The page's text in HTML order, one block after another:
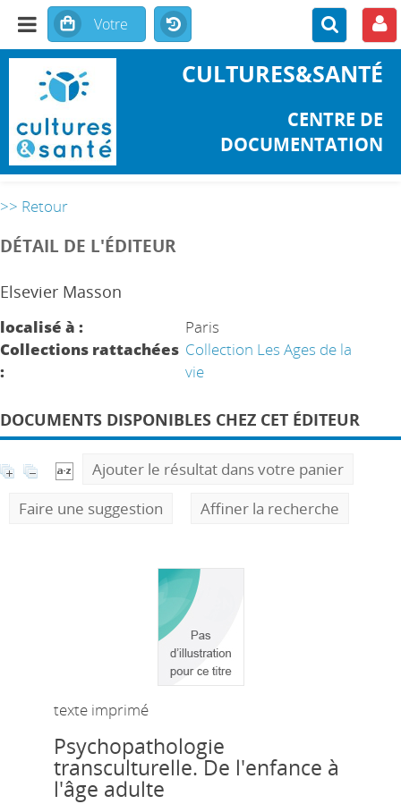
CULTURES&SANTÉ
CENTRE DE
DOCUMENTATION
>> Retour
DÉTAIL DE L'ÉDITEUR
Elsevier Masson
localisé à :
Paris
Collections rattachées
:
Collection Les Ages de la
vie
DOCUMENTS DISPONIBLES CHEZ CET ÉDITEUR
Ajouter le résultat dans votre panier
Faire une suggestion
Affiner la recherche
texte imprimé
Psychopathologie
transculturelle. De l'enfance à
l'âge adulte